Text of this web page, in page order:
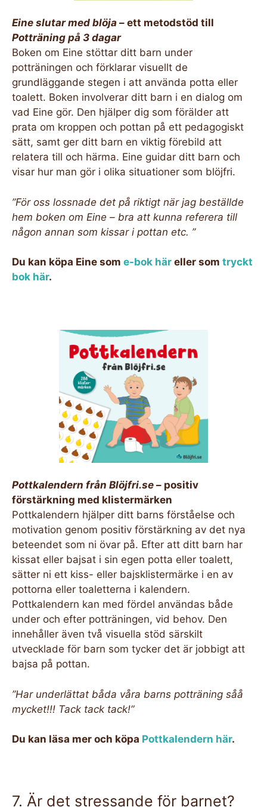
Eine slutar med blöja – ett metodstöd till
Potträning på 3 dagar
Boken om Eine stöttar ditt barn under
potträningen och förklarar visuellt de
grundläggande stegen i att använda potta eller
toalett. Boken involverar ditt barn i en dialog om
vad Eine gör. Den hjälper dig som förälder att
prata om kroppen och pottan på ett pedagogiskt
sätt, samt ger ditt barn en viktig förebild att
relatera till och härma. Eine guidar ditt barn och
visar hur man gör i olika situationer som blöjfri.
”För oss lossnade det på riktigt när jag beställde
hem boken om Eine – bra att kunna referera till
någon annan som kissar i pottan etc. ”
Du kan köpa Eine som e-bok här eller som tryckt
bok här.
Pottkalendern från Blöjfri.se – positiv
förstärkning med klistermärken
Pottkalendern hjälper ditt barns förståelse och
motivation genom positiv förstärkning av det nya
beteendet som ni övar på. Efter att ditt barn har
kissat eller bajsat i sin egen potta eller toalett,
sätter ni ett kiss- eller bajsklistermärke i en av
pottorna eller toaletterna i kalendern.
Pottkalendern kan med fördel användas både
under och efter potträningen, vid behov. Den
innehåller även två visuella stöd särskilt
utvecklade för barn som tycker det är jobbigt att
bajsa på pottan.
”Har underlättat båda våra barns potträning såå
mycket!!! Tack tack tack!”
Du kan läsa mer och köpa Pottkalendern här.
7. Är det stressande för barnet?